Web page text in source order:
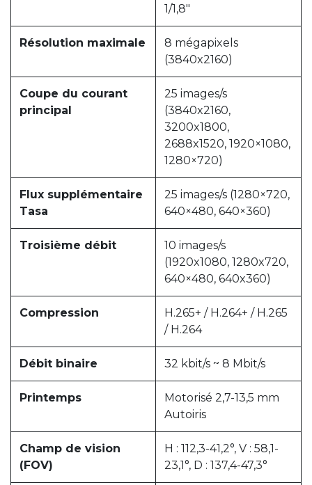
1/1,8"
Résolution maximale
8 mégapixels
(3840x2160)
Coupe du courant
principal
25 images/s
(3840x2160,
3200x1800,
2688x1520, 1920×1080,
1280×720)
Flux supplémentaire
Tasa
25 images/s (1280×720,
640×480, 640×360)
Troisième débit
10 images/s
(1920x1080, 1280x720,
640×480, 640x360)
Compression
H.265+ / H.264+ / H.265
/ H.264
Débit binaire 32 kbit/s ~ 8 Mbit/s
Printemps
Motorisé 2,7-13,5 mm
Autoiris
Champ de vision
(FOV)
H : 112,3-41,2°, V : 58,1-
23,1°, D : 137,4-47,3°